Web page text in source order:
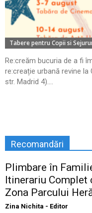
Tabere pentru Copii si
Re:creăm bucuria de a fi
re:creație urbană revine
str. Madrid 4)....
Recomandări
Plimbare în
Itinerariu
Zona Parcului
Zina Nichita - Editor